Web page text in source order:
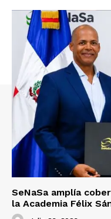
SeNaSa amplía
la Academia Félix